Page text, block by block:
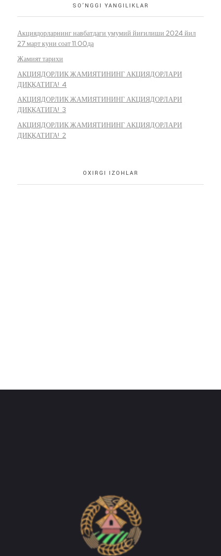
SO’NGGI YANGILIKLAR
Акциядорларнинг навбатдаги умумий йиғилиши 2024 йил
27 март куни соат 11.00да
Жамият тарихи
АКЦИЯДОРЛИК ЖАМИЯТИНИНГ АКЦИЯДОРЛАРИ
ДИҚҚАТИГА! 4
АКЦИЯДОРЛИК ЖАМИЯТИНИНГ АКЦИЯДОРЛАРИ
ДИҚҚАТИГА! 3
АКЦИЯДОРЛИК ЖАМИЯТИНИНГ АКЦИЯДОРЛАРИ
ДИҚҚАТИГА! 2
OXIRGI IZOHLAR